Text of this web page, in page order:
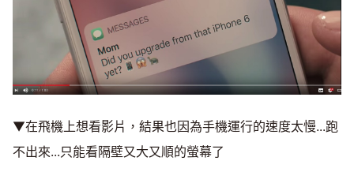
▼在飛機上想看影片，結果也因為手機運行的速度太慢...跑
不出來...只能看隔壁又大又順的螢幕了